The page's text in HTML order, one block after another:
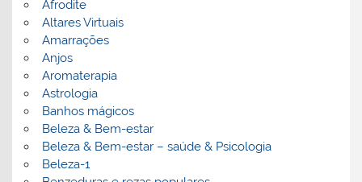
Afrodite
Altares Virtuais
Amarrações
Anjos
Aromaterapia
Astrologia
Banhos mágicos
Beleza & Bem-estar
Beleza & Bem-estar – saúde & Psicologia
Beleza-1